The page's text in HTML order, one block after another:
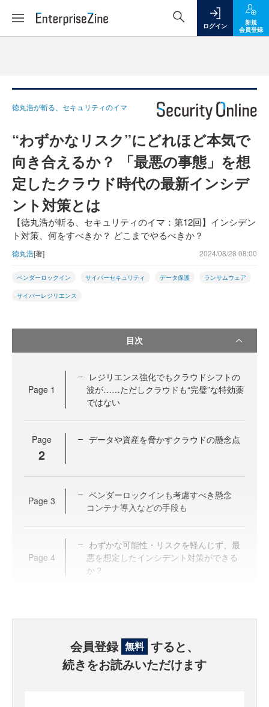
ログイン
新規
会員登録
徳丸浩が斬る、セキュリティのイマ
“わずかなリスク”にどれほど本気で
向き合えるか？ 「最悪の事態」を想
定したクラウド時代の最新インシデ
ント対策とは
【徳丸浩が斬る、セキュリティのイマ：第12回】インシデン
ト対策、何をすべきか？ どこまでやるべきか？
徳丸浩[著] 2024/08/28 08:00
ベンダーロックイン サイバーセキュリティ データ保護 ランサムウェア
サイバーレジリエンス
目次
Page 1
レジリエンス強化でもクラウドシフトの
波が……ただしクラウドも“完璧”な特効薬
ではない
Page
2
データや資産を脅かすクラウドの懸念点
Page 3
ベンダーロックインも考慮すべき懸念
コンテナ導入などの手段も
Page 4
わずかな可能性・リスクを軽んじず、最
悪を想定したインシデント対策ができる
か？
会員登録 無料 すると、
続きをお読みいただけます